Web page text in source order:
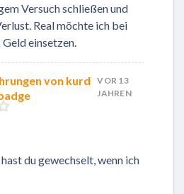
Versuch schließen und
Real möchte ich bei
einsetzen.
von kurd
VOR 13
JAHREN
du gewechselt, wenn ich